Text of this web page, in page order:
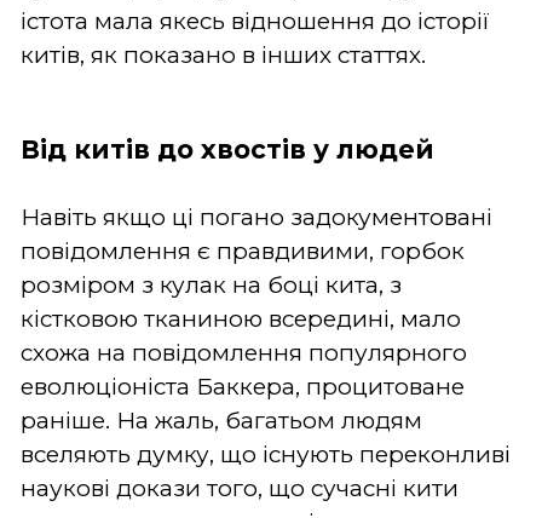
істота мала якесь відношення до історії
китів, як показано в інших статтях.
Від китів до хвостів у людей
Навіть якщо ці погано задокументовані
повідомлення є правдивими, горбок
розміром з кулак на боці кита, з
кістковою тканиною всередині, мало
схожа на повідомлення популярного
еволюціоніста Баккера, процитоване
раніше. На жаль, багатьом людям
вселяють думку, що існують переконливі
наукові докази того, що сучасні кити